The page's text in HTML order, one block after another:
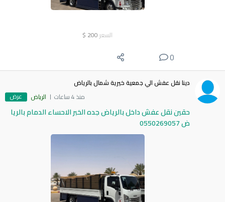
السعر 200
$
0
دينا نقل عفش الي جمعية خيرية شمال بالرياض
منذ 4 ساعات
الرياض عرض
حقين نقل عفش داخل بالرياض جده الخبر الاحساء الدمام بالريا
ض 0550269057